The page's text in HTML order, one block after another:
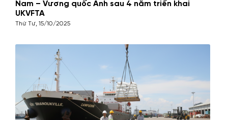
Nam – Vương quốc Anh sau 4 năm triển khai
UKVFTA
Thứ Tư, 15/10/2025